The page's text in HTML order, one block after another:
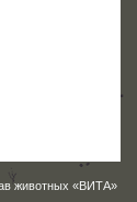
животных «ВИТА»